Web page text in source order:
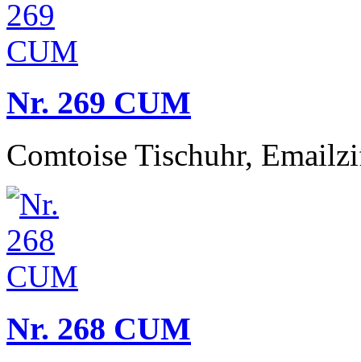
Nr. 269 CUM
Comtoise Tischuhr,
Nr. 268 CUM